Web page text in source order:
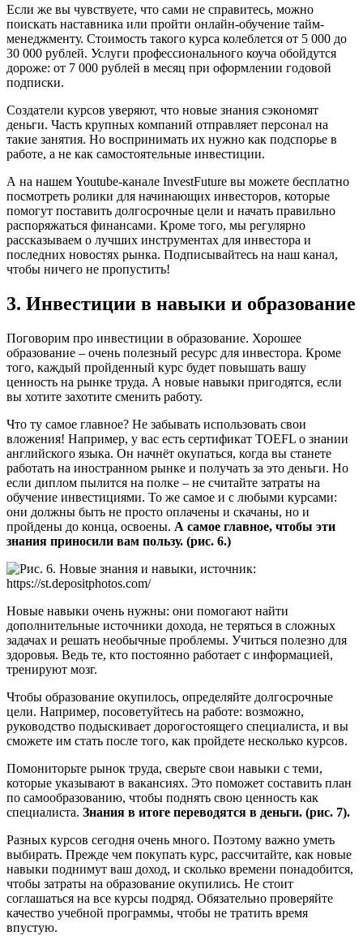
Если же вы чувствуете, что сами не справитесь, можно
поискать наставника или пройти онлайн-обучение тайм-
менеджменту. Стоимость такого курса колеблется от 5 000 до
30 000 рублей. Услуги профессионального коуча обойдутся
дороже: от 7 000 рублей в месяц при оформлении годовой
подписки.
Создатели курсов уверяют, что новые знания сэкономят
деньги. Часть крупных компаний отправляет персонал на
такие занятия. Но воспринимать их нужно как подспорье в
работе, а не как самостоятельные инвестиции.
А на нашем Youtube-канале InvestFuture вы можете бесплатно
посмотреть ролики для начинающих инвесторов, которые
помогут поставить долгосрочные цели и начать правильно
распоряжаться финансами. Кроме того, мы регулярно
рассказываем о лучших инструментах для инвестора и
последних новостях рынка. Подписывайтесь на наш канал,
чтобы ничего не пропустить!
3. Инвестиции в навыки и образование
Поговорим про инвестиции в образование. Хорошее
образование – очень полезный ресурс для инвестора. Кроме
того, каждый пройденный курс будет повышать вашу
ценность на рынке труда. А новые навыки пригодятся, если
вы хотите захотите сменить работу.
Что ту самое главное? Не забывать использовать свои
вложения! Например, у вас есть сертификат TOEFL о знании
английского языка. Он начнёт окупаться, когда вы станете
работать на иностранном рынке и получать за это деньги. Но
если диплом пылится на полке – не считайте затраты на
обучение инвестициями. То же самое и с любыми курсами:
они должны быть не просто оплачены и скачаны, но и
пройдены до конца, освоены. А самое главное, чтобы эти
знания приносили вам пользу. (рис. 6.)
Новые навыки очень нужны: они помогают найти
дополнительные источники дохода, не теряться в сложных
задачах и решать необычные проблемы. Учиться полезно для
здоровья. Ведь те, кто постоянно работает с информацией,
тренируют мозг.
Чтобы образование окупилось, определяйте долгосрочные
цели. Например, посоветуйтесь на работе: возможно,
руководство подыскивает дорогостоящего специалиста, и вы
сможете им стать после того, как пройдете несколько курсов.
Помониторьте рынок труда, сверьте свои навыки с теми,
которые указывают в вакансиях. Это поможет составить план
по самообразованию, чтобы поднять свою ценность как
специалиста. Знания в итоге переводятся в деньги. (рис. 7).
Разных курсов сегодня очень много. Поэтому важно уметь
выбирать. Прежде чем покупать курс, рассчитайте, как новые
навыки поднимут ваш доход, и сколько времени понадобится,
чтобы затраты на образование окупились. Не стоит
соглашаться на все курсы подряд. Обязательно проверяйте
качество учебной программы, чтобы не тратить время
впустую.